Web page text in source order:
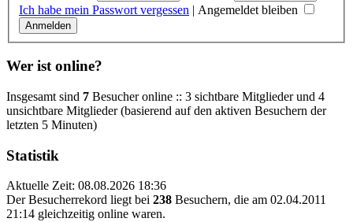
Ich habe mein Passwort vergessen | Angemeldet bleiben
Wer ist online?
Insgesamt sind 7 Besucher online :: 3 sichtbare Mitglieder und 4
unsichtbare Mitglieder (basierend auf den aktiven Besuchern der
letzten 5 Minuten)
Statistik
Aktuelle Zeit: 08.08.2026 18:36
Der Besucherrekord liegt bei 238 Besuchern, die am 02.04.2011
21:14 gleichzeitig online waren.